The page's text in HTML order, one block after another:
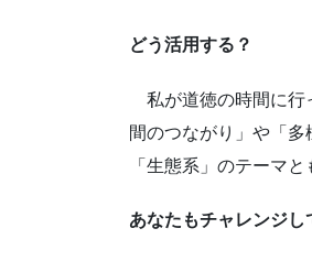
どう活用する？
私が道徳の時間に行
間のつながり」や「
「生態系」のテーマ
あなたもチャレンジし